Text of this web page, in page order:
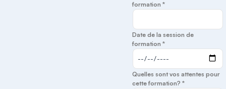
formation *
Date de la session de
formation *
Quelles sont vos attentes pour
cette formation? *